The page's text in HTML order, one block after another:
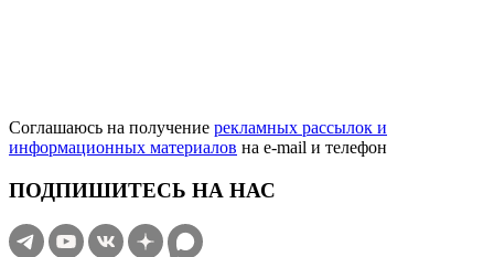
Соглашаюсь на получение рекламных рассылок и
информационных материалов на e‑mail и телефон
ПОДПИШИТЕСЬ НА НАС